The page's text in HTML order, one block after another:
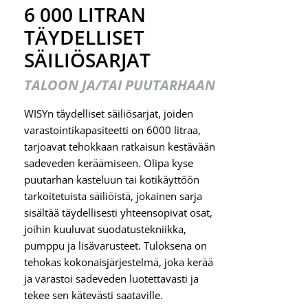
6 000 LITRAN
TÄYDELLISET
SÄILIÖSARJAT
TALOON JA/TAI PUUTARHAAN
WISYn täydelliset säiliösarjat, joiden
varastointikapasiteetti on 6000 litraa,
tarjoavat tehokkaan ratkaisun kestävään
sadeveden keräämiseen. Olipa kyse
puutarhan kasteluun tai kotikäyttöön
tarkoitetuista säiliöistä, jokainen sarja
sisältää täydellisesti yhteensopivat osat,
joihin kuuluvat suodatustekniikka,
pumppu ja lisävarusteet. Tuloksena on
tehokas kokonaisjärjestelmä, joka kerää
ja varastoi sadeveden luotettavasti ja
tekee sen kätevästi saataville.